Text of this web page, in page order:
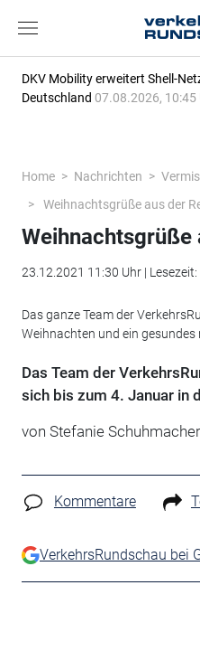
DKV Mobility erweitert Shell-
Deutschland 07.08.2026, 10:45
Home Nachrichten
Weihnachtsgrüße aus der
Weihnachtsgrüße
23.12.2021 11:30 Uhr | Lesezeit:
Das ganze Team der
Weihnachten und ein gesundes
Das Team der
sich bis zum 4. Januar in
von Stefanie Schuhmacher
Kommentare
VerkehrsRundschau bei